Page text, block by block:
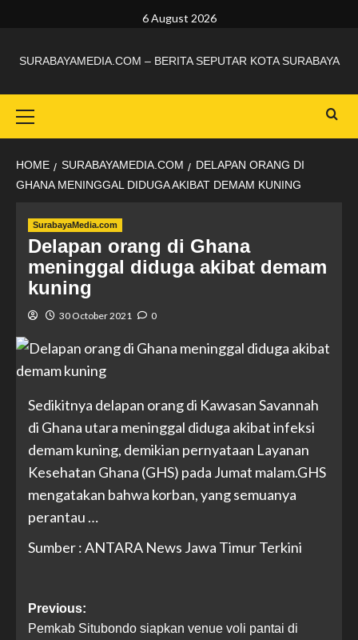
6 August 2026
SURABAYAMEDIA.COM – BERITA SEPUTAR KOTA SURABAYA
HOME SURABAYAMEDIA.COM
DELAPAN ORANG DI
GHANA MENINGGAL DIDUGA AKIBAT DEMAM KUNING
SurabayaMedia.com
Delapan orang di Ghana
meninggal diduga akibat demam
kuning
30 October 2021 0
Sedikitnya delapan orang di Kawasan Savannah
di Ghana utara meninggal diduga akibat infeksi
demam kuning, demikian pernyataan Layanan
Kesehatan Ghana (GHS) pada Jumat malam.GHS
mengatakan bahwa korban, yang semuanya
perantau …
Sumber : ANTARA News Jawa Timur Terkini
Previous:
Pemkab Situbondo siapkan venue voli pantai di